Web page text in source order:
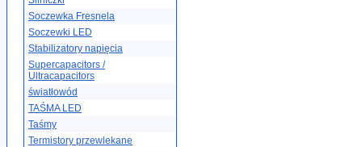
Soczewka Fresnela
Soczewki LED
Stabilizatory napięcia
Supercapacitors /
Ultracapacitors
światłowód
TAŚMA LED
Taśmy
Termistory przewlekane